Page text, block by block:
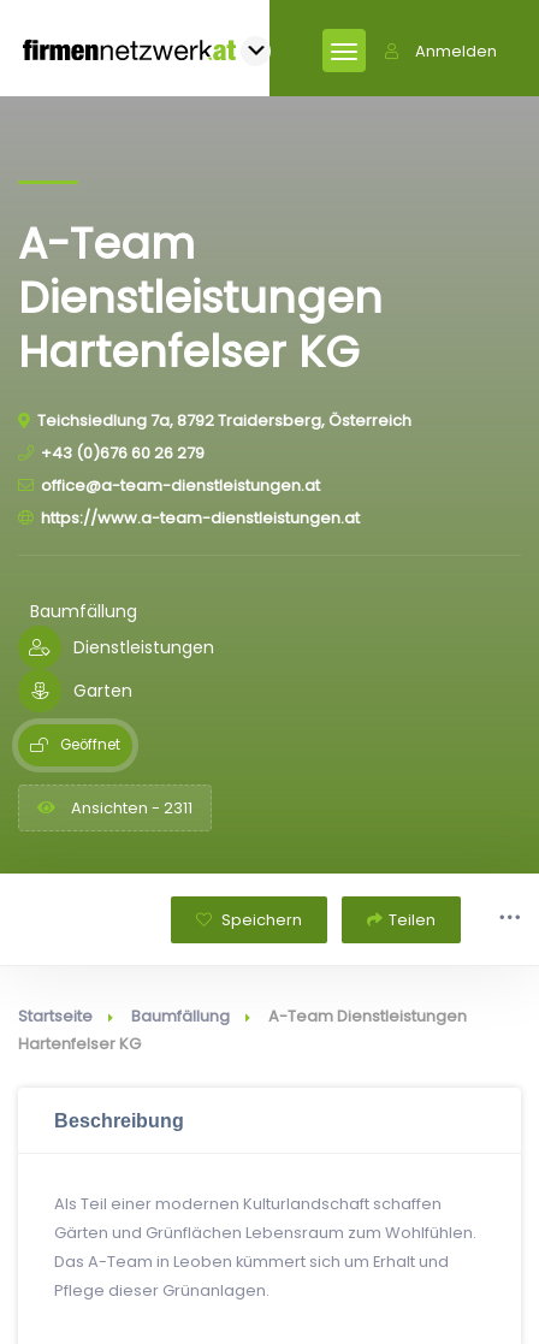
Anmelden
A-Team
Dienstleistungen
Hartenfelser KG
Teichsiedlung 7a, 8792 Traidersberg, Österreich
+43 (0)676 60 26 279
office@a-team-dienstleistungen.at
https://www.a-team-dienstleistungen.at
Baumfällung
Dienstleistungen
Garten
Geöffnet
Ansichten - 2311
Speichern Teilen
Startseite Baumfällung
A-Team Dienstleistungen
Hartenfelser KG
Beschreibung
Als Teil einer modernen Kulturlandschaft schaffen
Gärten und Grünflächen Lebensraum zum Wohlfühlen.
Das A-Team in Leoben kümmert sich um Erhalt und
Pflege dieser Grünanlagen.